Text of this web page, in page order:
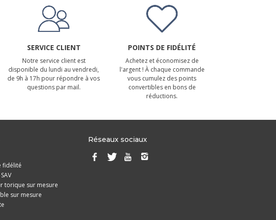
SERVICE CLIENT
Notre service client est
disponible du lundi au vendredi,
de 9h à 17h pour répondre à vos
questions par mail.
POINTS DE FIDÉLITÉ
Achetez et économisez de
l'argent ! À chaque commande
vous cumulez des points
convertibles en bons de
réductions.
fidélité
torique sur mesure
sur mesure
Réseaux sociaux